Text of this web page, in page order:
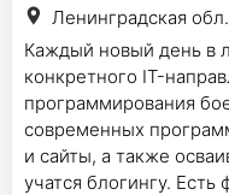
Ленинградская
Каждый новый день в
конкретного IT-
программирования
современных
и сайты, а также
учатся блогингу.